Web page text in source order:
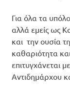
Για όλα τα
αλλά εμείς ως
και την ουσία
καθαριότητα
επιτυγχάνεται
Αντιδημάρχου